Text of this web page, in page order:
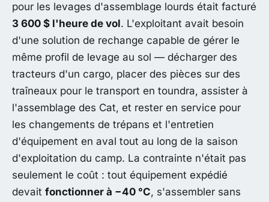
pour les levages d'assemblage lourds était facturé
3 600 $ l'heure de vol. L'exploitant avait besoin
d'une solution de rechange capable de gérer le
même profil de levage au sol — décharger des
tracteurs d'un cargo, placer des pièces sur des
traîneaux pour le transport en toundra, assister à
l'assemblage des Cat, et rester en service pour
les changements de trépans et l'entretien
d'équipement en aval tout au long de la saison
d'exploitation du camp. La contrainte n'était pas
seulement le coût : tout équipement expédié
devait fonctionner à −40 °C, s'assembler sans